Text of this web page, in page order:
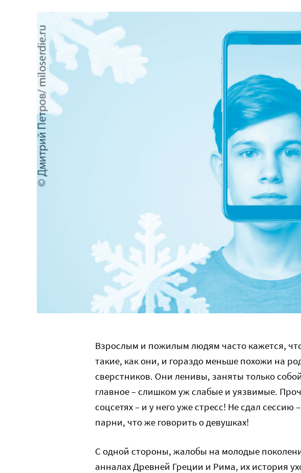
Взрослым и пожилым людям часто кажется,
такие, как они, и гораздо меньше похожи на
сверстников. Они ленивы, заняты только
главное – слишком уж слабые и уязвимые.
соцсетях – и у него уже стресс! Не сдал
парни, что же говорить о девушках!
С одной стороны, жалобы на молодые
анналах Древней Греции и Рима, их история